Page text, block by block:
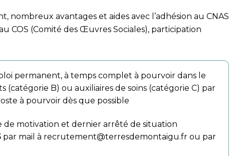
nombreux avantages et aides avec l’adhésion au CNAS
COS (Comité des Œuvres Sociales), participation
permanent, à temps complet à pourvoir dans le
(catégorie B) ou auxiliaires de soins (catégorie C) par
à pourvoir dès que possible
de motivation et dernier arrêté de situation
par mail à recrutement@terresdemontaigu.fr ou par